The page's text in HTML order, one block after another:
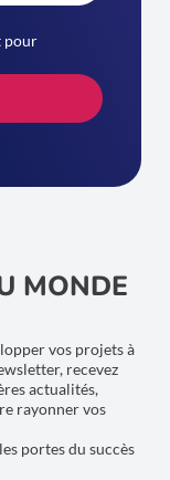
pour
MONDE
vos projets à
recevez
actualités,
rayonner vos
portes du succès